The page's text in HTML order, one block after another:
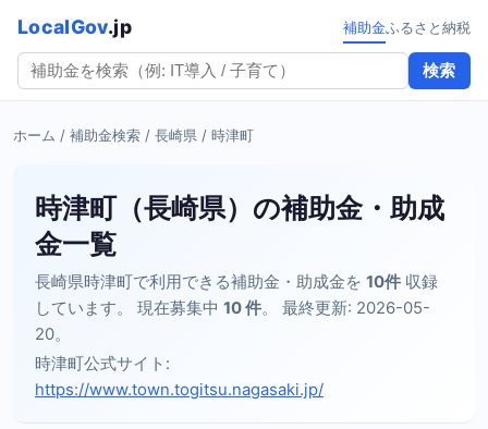
LocalGov.jp
検索
補助金ふるさと納税
ホーム / 補助金検索 / 長崎県 / 時津町
時津町（長崎県）の補助金・助成
金一覧
長崎県時津町で利用できる補助金・助成金を 10件 収録
しています。 現在募集中 10 件。 最終更新: 2026-05-
20。
時津町公式サイト:
https://www.town.togitsu.nagasaki.jp/